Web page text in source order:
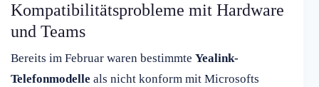
Kompatibilitätsprobleme mit Hardware
und Teams
Bereits im Februar waren bestimmte Yealink-
Telefonmodelle als nicht konform mit Microsofts